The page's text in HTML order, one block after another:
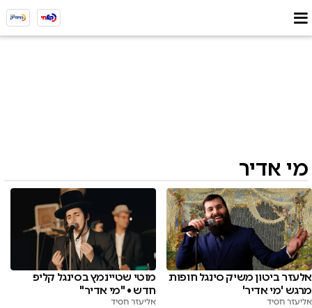
מי אדיר
אלעזר ביטון משיק סינגל חופות
מרגש 'מי אדיר'
אליעזר חסיד
מוטי שטיינמץ בסינגל קליפ
חדש • "מי אדיר"
אליעזר חסיד